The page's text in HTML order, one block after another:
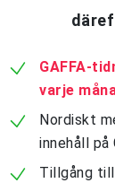
GAFFA-
varje
Nordiskt
innehåll på
Tillgång